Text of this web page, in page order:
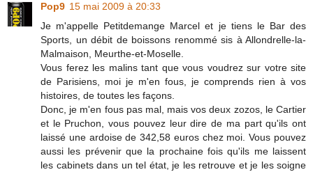
Pop9 15 mai 2009 à 20:33
Je m'appelle Petitdemange Marcel et je tiens le Bar des
Sports, un débit de boissons renommé sis à Allondrelle-la-
Malmaison, Meurthe-et-Moselle.
Vous ferez les malins tant que vous voudrez sur votre site
de Parisiens, moi je m'en fous, je comprends rien à vos
histoires, de toutes les façons.
Donc, je m'en fous pas mal, mais vos deux zozos, le Cartier
et le Pruchon, vous pouvez leur dire de ma part qu'ils ont
laissé une ardoise de 342,58 euros chez moi. Vous pouvez
aussi les prévenir que la prochaine fois qu'ils me laissent
les cabinets dans un tel état, je les retrouve et je les soigne